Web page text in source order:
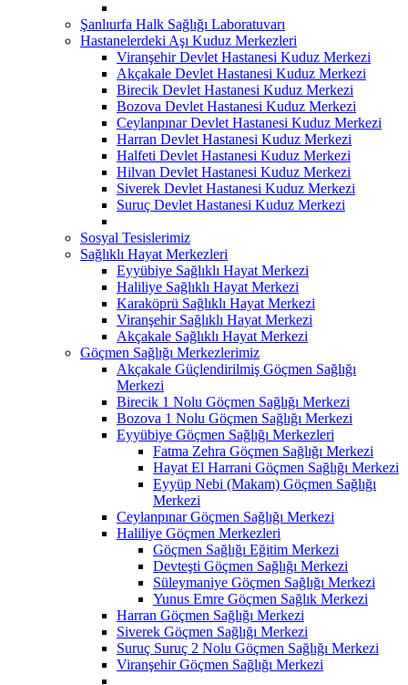
Şanlıurfa Halk Sağlığı Laboratuvarı
Hastanelerdeki Aşı Kuduz Merkezleri
Viranşehir Devlet Hastanesi Kuduz Merkezi
Akçakale Devlet Hastanesi Kuduz Merkezi
Birecik Devlet Hastanesi Kuduz Merkezi
Bozova Devlet Hastanesi Kuduz Merkezi
Ceylanpınar Devlet Hastanesi Kuduz Merkezi
Harran Devlet Hastanesi Kuduz Merkezi
Halfeti Devlet Hastanesi Kuduz Merkezi
Hilvan Devlet Hastanesi Kuduz Merkezi
Siverek Devlet Hastanesi Kuduz Merkezi
Suruç Devlet Hastanesi Kuduz Merkezi
Sosyal Tesislerimiz
Sağlıklı Hayat Merkezleri
Eyyübiye Sağlıklı Hayat Merkezi
Haliliye Sağlıklı Hayat Merkezi
Karaköprü Sağlıklı Hayat Merkezi
Viranşehir Sağlıklı Hayat Merkezi
Akçakale Sağlıklı Hayat Merkezi
Göçmen Sağlığı Merkezlerimiz
Akçakale Güçlendirilmiş Göçmen Sağlığı
Merkezi
Birecik 1 Nolu Göçmen Sağlığı Merkezi
Bozova 1 Nolu Göçmen Sağlığı Merkezi
Eyyübiye Göçmen Sağlığı Merkezleri
Fatma Zehra Göçmen Sağlığı Merkezi
Hayat El Harrani Göçmen Sağlığı Merkezi
Eyyüp Nebi (Makam) Göçmen Sağlığı
Merkezi
Ceylanpınar Göçmen Sağlığı Merkezi
Haliliye Göçmen Merkezleri
Göçmen Sağlığı Eğitim Merkezi
Devteşti Göçmen Sağlığı Merkezi
Süleymaniye Göçmen Sağlığı Merkezi
Yunus Emre Göçmen Sağlık Merkezi
Harran Göçmen Sağlığı Merkezi
Siverek Göçmen Sağlığı Merkezi
Suruç Suruç 2 Nolu Göçmen Sağlığı Merkezi
Viranşehir Göçmen Sağlığı Merkezi